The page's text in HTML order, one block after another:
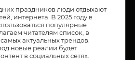
праздников люди отдыхают
интернета. В 2025 году в
популярные
читателям список, в
актуальных трендов.
новые реалии будет
в социальных сетях.